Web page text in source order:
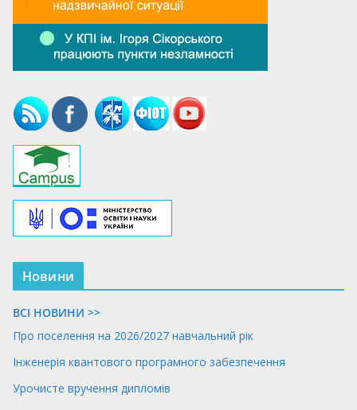
Новини
ВСІ НОВИНИ >>
Про поселення на 2026/2027 навчальний рік
Інженерія квантового програмного забезпечення
Урочисте вручення дипломів